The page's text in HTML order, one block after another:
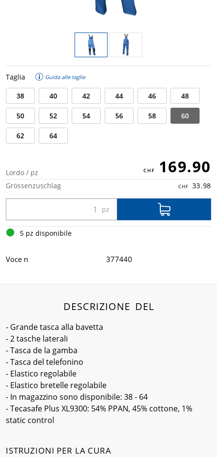
Taglia Guida alle taglie
38 40 42 44 46 48
50 52 54 56 58 60
62 64
Lordo / pz 169.90
Grössenzuschlag 33.98
5 pz disponibile
Voce n 377440
DESCRIZIONE DEL
- Grande tasca alla bavetta
- 2 tasche laterali
- Tasca de la gamba
- Tasca del telefonino
- Elastico regolabile
- Elastico bretelle regolabile
- In magazzino sono disponibile: 38 - 64
- Tecasafe Plus XL9300: 54% PPAN, 45% cottone, 1%
static control
ISTRUZIONI PER LA CURA